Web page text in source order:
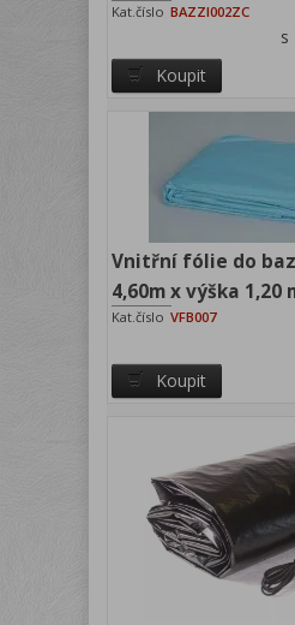
Kat.číslo BAZZI002ZC
s
Koupit
Vnitřní fólie do
4,60m x výška 1,20
Kat.číslo VFB007
Koupit